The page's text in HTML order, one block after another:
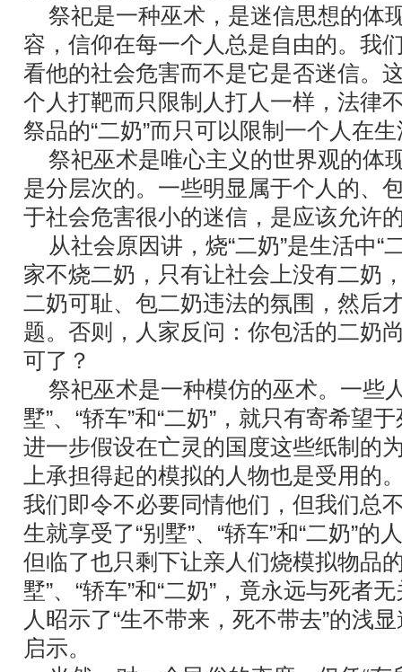
祭祀是一种巫术，是迷信思想的体
容，信仰在每一个人总是自由的。我
看他的社会危害而不是它是否迷信。
个人打靶而只限制人打人一样，法律
祭品的“二奶”而只可以限制一个人在生
祭祀巫术是唯心主义的世界观的体
是分层次的。一些明显属于个人的、
于社会危害很小的迷信，是应该允许
从社会原因讲，烧“二奶”是生活中“
家不烧二奶，只有让社会上没有二奶
二奶可耻、包二奶违法的氛围，然后
题。否则，人家反问：你包活的二奶
可了？
祭祀巫术是一种模仿的巫术。一些
墅”、“轿车”和“二奶”，就只有寄希望
进一步假设在亡灵的国度这些纸制的
上承担得起的模拟的人物也是受用的
我们即令不必要同情他们，但我们总
生就享受了“别墅”、“轿车”和“二奶”
但临了也只剩下让亲人们烧模拟物品
墅”、“轿车”和“二奶”，竟永远与死者
人昭示了“生不带来，死不带去”的浅
启示。